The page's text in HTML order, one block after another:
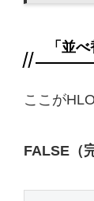
「並
ここが
FALSE（